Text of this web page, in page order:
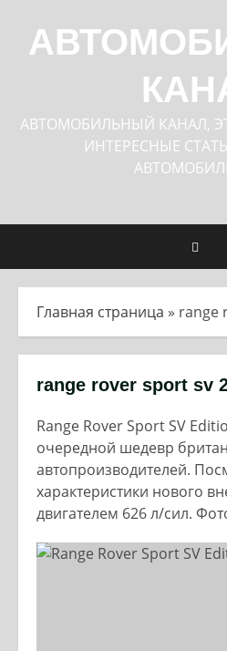
содержимому
АВТОМОБИЛЬНЫЙ КАНАЛ,
ИНТЕРЕСНЫЕ
Главная страница » range
range rover sport sv
Range Rover Sport SV
очередной шедевр
автопроизводителей.
характеристики нового
двигателем 626 л/сил.